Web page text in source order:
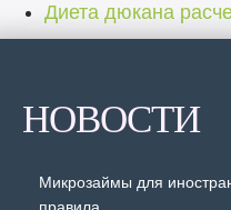
Диета дюкана
НОВОСТИ
Микрозаймы для